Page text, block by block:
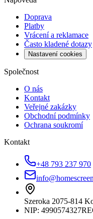
Doprava
Platby
Vrácení a reklamace
Často kladené dotazy
Nastavení cookies
Společnost
O nás
Kontakt
Veřejné zakázky
Obchodní podmínky
Ochrana soukromí
Kontakt
+48 793 237 970
Szeroka 2075-814
NIP: 4990574327